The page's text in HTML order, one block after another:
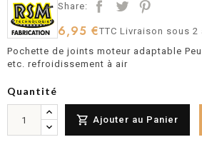
Share:
6,95 €TTCLivraison sous 2
Pochette de joints moteur adaptable
etc. refroidissement à air
Quantité
 Ajouter au Panier